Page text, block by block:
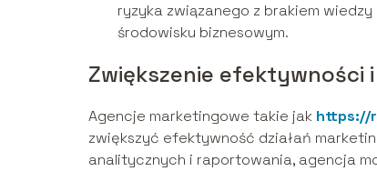
ryzyka związanego z brakiem
środowisku biznesowym.
Zwiększenie efektywności
Agencje marketingowe takie jak https://
zwiększyć efektywność działań
analitycznych i raportowania, agencja